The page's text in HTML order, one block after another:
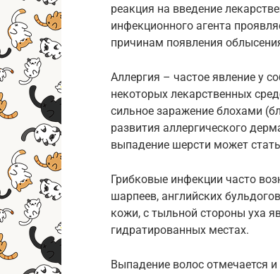
реакция на введение
инфекционного агента
причинам появления
Аллергия – частое явление у
некоторых лекарственных
сильное заражение блохами
развития аллергического
выпадение шерсти может
Грибковые инфекции часто
шарпеев, английских
кожи, с тыльной стороны уха
гидратированных местах.
Выпадение волос отмечается